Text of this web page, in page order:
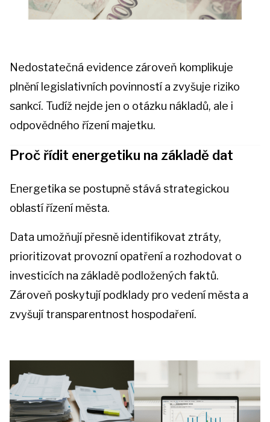
Nedostatečná evidence zároveň komplikuje
plnění legislativních povinností a zvyšuje riziko
sankcí. Tudíž nejde jen o otázku nákladů, ale i
odpovědného řízení majetku.
Proč řídit energetiku na základě dat
Energetika se postupně stává strategickou
oblastí řízení města.
Data umožňují přesně identifikovat ztráty,
prioritizovat provozní opatření a rozhodovat o
investicích na základě podložených faktů.
Zároveň poskytují podklady pro vedení města a
zvyšují transparentnost hospodaření.